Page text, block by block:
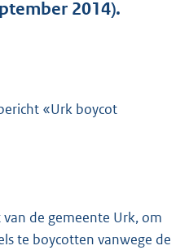
t
b
2014).
«Urk boycot
de gemeente Urk, om
te boycotten vanwege de